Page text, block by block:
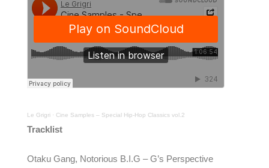
Le Grigri· Cine Samples – Special Hip-Hop Classics vol.2
Tracklist
Otaku Gang, Notorious B.I.G – G’s Perspective